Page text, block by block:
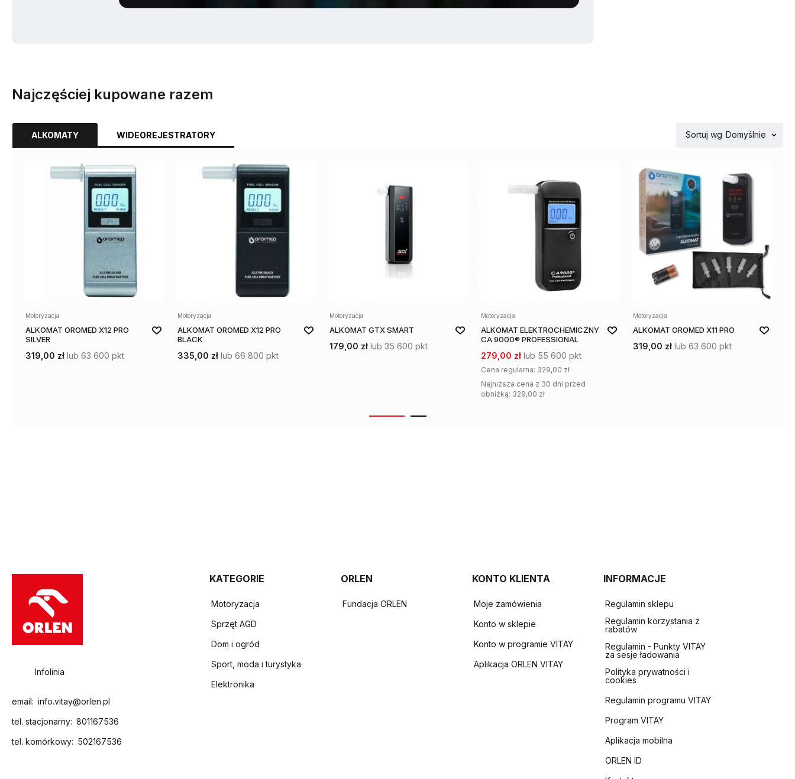
Najczęściej kupowane razem
ALKOMATY WIDEOREJESTRATORY Sortuj wg Domyślnie
Motoryzacja
ALKOMAT OROMED X12 PRO
SILVER
319,00 zł lub 63 600 pkt
Motoryzacja
ALKOMAT OROMED X12 PRO
BLACK
335,00 zł lub 66 800 pkt
Motoryzacja
ALKOMAT GTX SMART
179,00 zł lub 35 600 pkt
Motoryzacja
ALKOMAT ELEKTROCHEMICZNY
CA 9000® PROFESSIONAL
279,00 zł lub 55 600 pkt
Cena regularna: 329,00 zł
Najniższa cena z 30 dni przed
obniżką: 329,00 zł
Motoryzacja
ALKOMAT OROMED X11 PRO
319,00 zł lub 63 600 pkt
Infolinia
email: info.vitay@orlen.pl
tel. stacjonarny: 801167536
tel. komórkowy: 502167536
KATEGORIE
Motoryzacja
Sprzęt AGD
Dom i ogród
Sport, moda i turystyka
Elektronika
ORLEN
Fundacja ORLEN
KONTO KLIENTA
Moje zamówienia
Konto w sklepie
Konto w programie VITAY
Aplikacja ORLEN VITAY
INFORMACJE
Regulamin sklepu
Regulamin korzystania z
rabatów
Regulamin - Punkty VITAY
za sesje ładowania
Polityka prywatności i
cookies
Regulamin programu VITAY
Program VITAY
Aplikacja mobilna
ORLEN ID